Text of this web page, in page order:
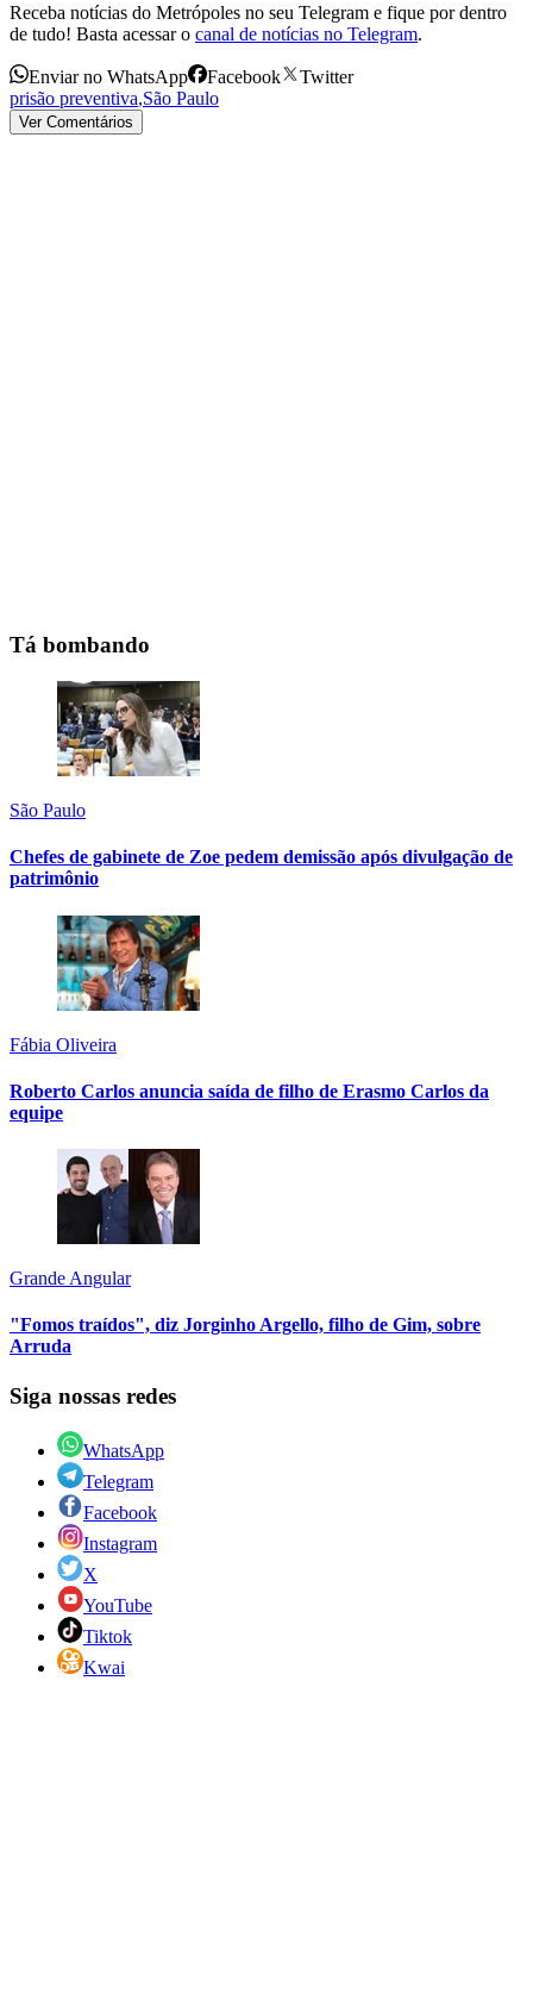
Receba notícias do Metrópoles no seu Telegram e fique por dentro
de tudo! Basta acessar o canal de notícias no Telegram.
Enviar no WhatsApp Facebook
Twitter
prisão preventiva,São Paulo
Ver Comentários
Tá bombando
São Paulo
Chefes de gabinete de Zoe pedem demissão após divulgação de
patrimônio
Fábia Oliveira
Roberto Carlos anuncia saída de filho de Erasmo Carlos da
equipe
Grande Angular
"Fomos traídos", diz Jorginho Argello, filho de Gim, sobre
Arruda
Siga nossas redes
WhatsApp
Telegram
Facebook
Instagram
X
YouTube
Tiktok
Kwai